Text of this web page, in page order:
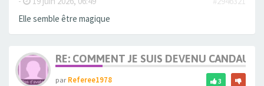
Elle semble être magique
RE: COMMENT JE SUIS DEVENU
parReferee1978 3